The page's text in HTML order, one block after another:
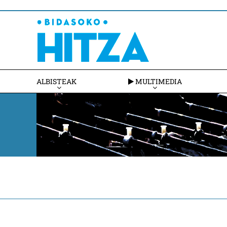
ALBISTEAK MULTIMEDIA